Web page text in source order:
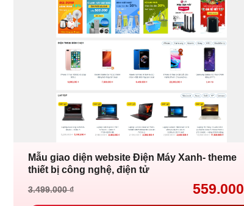
Mẫu giao diện website Điện Máy Xanh- theme
thiết bị công nghệ, điện tử
3.499.000₫
Giá
559.000
Giá